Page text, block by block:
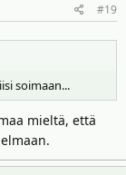
#19
soimaan...
mieltä, että